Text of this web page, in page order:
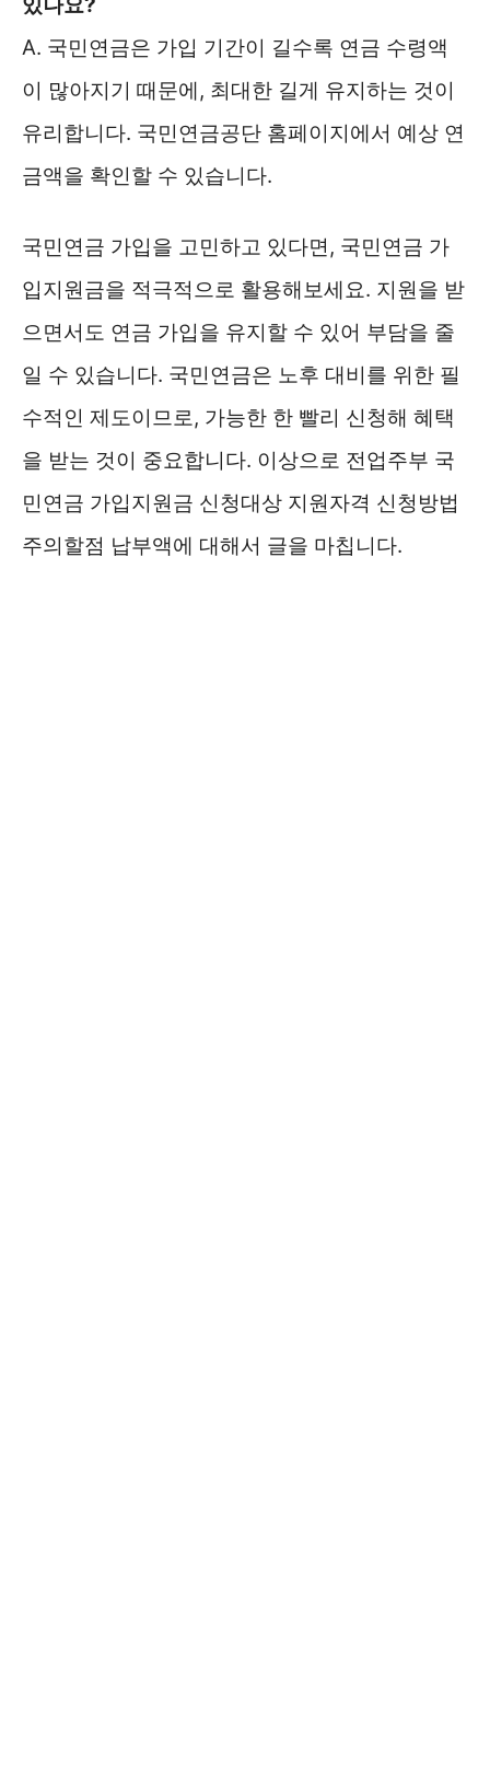
있나요?
A. 국민연금은 가입 기간이 길수록 연금 수령액
이 많아지기 때문에, 최대한 길게 유지하는 것이
유리합니다. 국민연금공단 홈페이지에서 예상 연
금액을 확인할 수 있습니다.
국민연금 가입을 고민하고 있다면, 국민연금 가
입지원금을 적극적으로 활용해보세요. 지원을 받
으면서도 연금 가입을 유지할 수 있어 부담을 줄
일 수 있습니다. 국민연금은 노후 대비를 위한 필
수적인 제도이므로, 가능한 한 빨리 신청해 혜택
을 받는 것이 중요합니다. 이상으로 전업주부 국
민연금 가입지원금 신청대상 지원자격 신청방법
주의할점 납부액에 대해서 글을 마칩니다.